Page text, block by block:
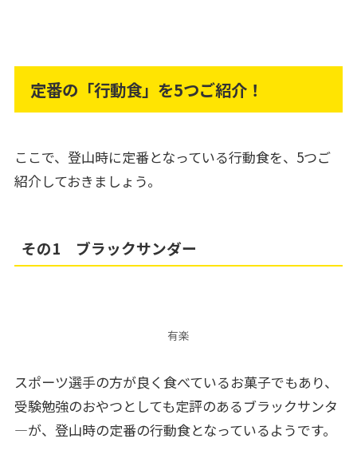
定番の「行動食」を5つご紹介！
ここで、登山時に定番となっている行動食を、5つご
紹介しておきましょう。
その1 ブラックサンダー
有楽
スポーツ選手の方が良く食べているお菓子でもあり、
受験勉強のおやつとしても定評のあるブラックサンタ
―が、登山時の定番の行動食となっているようです。